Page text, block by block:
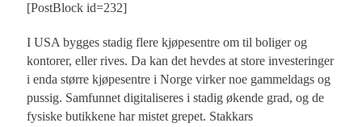
[PostBlock id=232]
I USA bygges stadig flere kjøpesentre om til boliger og
kontorer, eller rives. Da kan det hevdes at store investeringer
i enda større kjøpesentre i Norge virker noe gammeldags og
pussig. Samfunnet digitaliseres i stadig økende grad, og de
fysiske butikkene har mistet grepet. Stakkars